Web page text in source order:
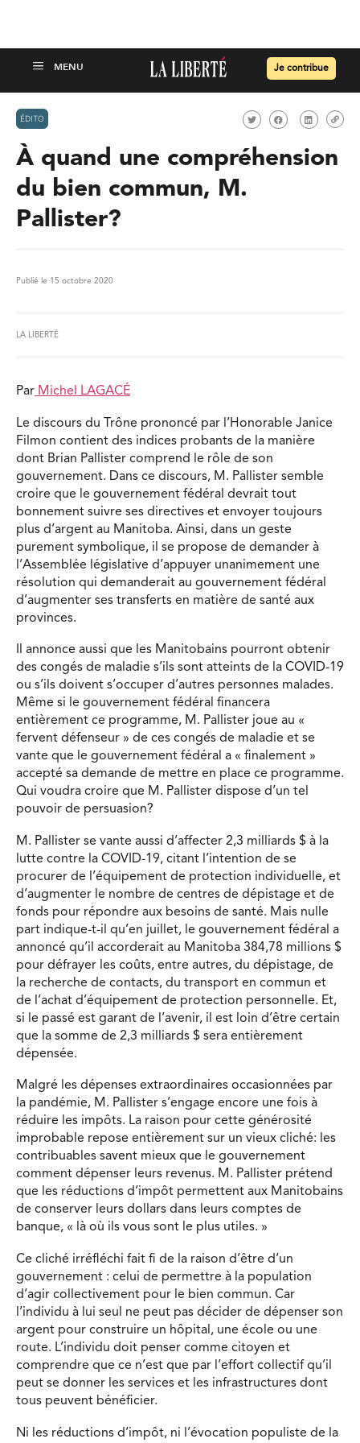
Je contribue
ÉDITO
À quand une compréhension
du bien commun, M.
Pallister?
Publié le 15 octobre 2020
LA LIBERTÉ
Par Michel LAGACÉ
Le discours du Trône prononcé par l’Honorable Janice
Filmon contient des indices probants de la manière
dont Brian Pallister comprend le rôle de son
gouvernement. Dans ce discours, M. Pallister semble
croire que le gouvernement fédéral devrait tout
bonnement suivre ses directives et envoyer toujours
plus d’argent au Manitoba. Ainsi, dans un geste
purement symbolique, il se propose de demander à
l’Assemblée législative d’appuyer unanimement une
résolution qui demanderait au gouvernement fédéral
d’augmenter ses transferts en matière de santé aux
provinces.
Il annonce aussi que les Manitobains pourront obtenir
des congés de maladie s’ils sont atteints de la COVID-19
ou s’ils doivent s’occuper d’autres personnes malades.
Même si le gouvernement fédéral financera
entièrement ce programme, M. Pallister joue au «
fervent défenseur » de ces congés de maladie et se
vante que le gouvernement fédéral a « finalement »
accepté sa demande de mettre en place ce programme.
Qui voudra croire que M. Pallister dispose d’un tel
pouvoir de persuasion?
M. Pallister se vante aussi d’affecter 2,3 milliards $ à la
lutte contre la COVID-19, citant l’intention de se
procurer de l’équipement de protection individuelle, et
d’augmenter le nombre de centres de dépistage et de
fonds pour répondre aux besoins de santé. Mais nulle
part indique-t-il qu’en juillet, le gouvernement fédéral a
annoncé qu’il accorderait au Manitoba 384,78 millions $
pour défrayer les coûts, entre autres, du dépistage, de
la recherche de contacts, du transport en commun et
de l’achat d’équipement de protection personnelle. Et,
si le passé est garant de l’avenir, il est loin d’être certain
que la somme de 2,3 milliards $ sera entièrement
dépensée.
Malgré les dépenses extraordinaires occasionnées par
la pandémie, M. Pallister s’engage encore une fois à
réduire les impôts. La raison pour cette générosité
improbable repose entièrement sur un vieux cliché: les
contribuables savent mieux que le gouvernement
comment dépenser leurs revenus. M. Pallister prétend
que les réductions d’impôt permettent aux Manitobains
de conserver leurs dollars dans leurs comptes de
banque, « là où ils vous sont le plus utiles. »
Ce cliché irréfléchi fait fi de la raison d’être d’un
gouvernement : celui de permettre à la population
d’agir collectivement pour le bien commun. Car
l’individu à lui seul ne peut pas décider de dépenser son
argent pour construire un hôpital, une école ou une
route. L’individu doit penser comme citoyen et
comprendre que ce n’est que par l’effort collectif qu’il
peut se donner les services et les infrastructures dont
tous peuvent bénéficier.
Ni les réductions d’impôt, ni l’évocation populiste de la